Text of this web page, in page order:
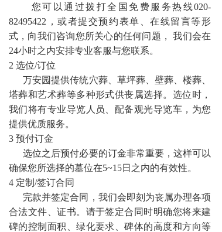
您可以通过拨打全国免费服务热线020-
82495422，或者提交预约表单、在线留言等形
式，向我们咨询您所关心的任何问题， 我们会在
24小时之内安排专业客服与您联系。
2 选位/订位
万安园提供传统穴葬、草坪葬、壁葬、楼葬、
塔葬和艺术葬等多种形式供丧属选择。选位时，
我们将有专业导览人员、配备观光导览车，为您
提供优质服务。
3 预付订金
选位之后预付必要的订金非常重要，这样可以
确保您所选择的墓位在5~15日之内的有效性。
4 定制/签订合同
完款并签定合同，我们会即刻为丧属办理各项
合法文件、证书。请于签定合同时明确您将来建
碑的控制面积、绿化要求、碑体的高度和方向等